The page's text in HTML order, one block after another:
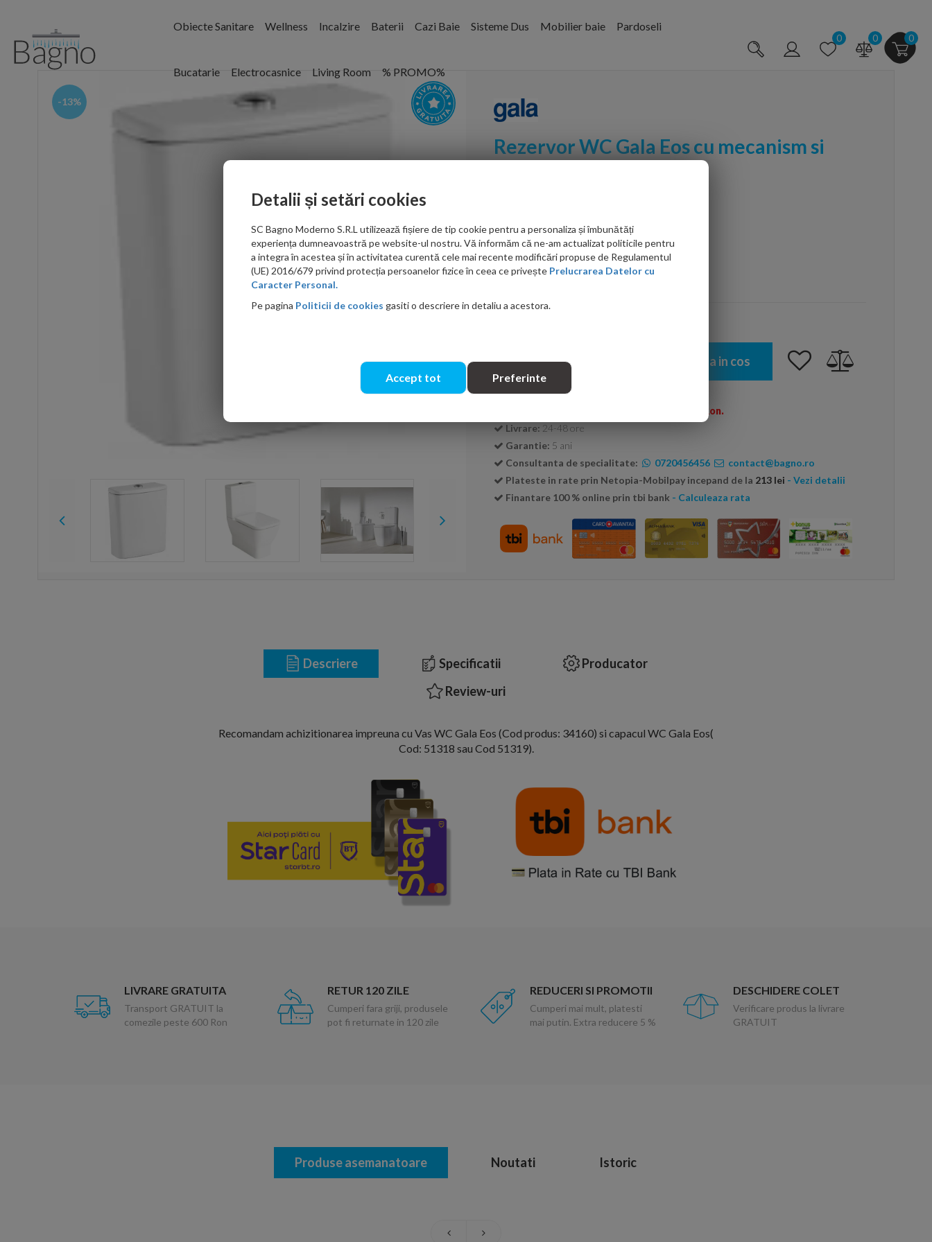
Obiecte Sanitare Wellness Incalzire Baterii Cazi Baie Sisteme Dus Mobilier baie Pardoseli
Bucatarie Electrocasnice Living Room % PROMO%
0 0 0
-13%
Rezervor WC Gala Eos cu mecanism si
sistem de prindere
PRP: 1,455.00 RON
1,276.00 RON
Ati gasit in alta parte mai ieftin?
Cantitate: Adauga in cos
Transport GRATUIT la comenzi peste 600 Ron.
Livrare: 24-48 ore
Garantie: 5 ani
Consultanta de specialitate:
0720456456
contact@bagno.ro
Plateste in rate prin Netopia-Mobilpay incepand de la 213 lei - Vezi detalii
Finantare 100 % online prin tbi bank - Calculeaza rata
Descriere Specificatii
Producator
Review-uri
Recomandam achizitionarea impreuna cu Vas WC Gala Eos (Cod produs: 34160) si capacul WC Gala Eos(
Cod: 51318 sau Cod 51319).
LIVRARE GRATUITA
Transport GRATUIT la
comezile peste 600 Ron
RETUR 120 ZILE
Cumperi fara griji, produsele
pot fi returnate in 120 zile
REDUCERI SI PROMOTII
Cumperi mai mult, platesti
mai putin. Extra reducere 5 %
DESCHIDERE COLET
Verificare produs la livrare
GRATUIT
Produse asemanatoare Noutati Istoric
Detalii și setări cookies
SC Bagno Moderno S.R.L utilizează fișiere de tip cookie pentru a personaliza și îmbunătăți
experiența dumneavoastră pe website-ul nostru. Vă informăm că ne-am actualizat politicile pentru
a integra în acestea și în activitatea curentă cele mai recente modificări propuse de Regulamentul
(UE) 2016/679 privind protecția persoanelor fizice în ceea ce privește Prelucrarea Datelor cu
Caracter Personal.
Pe pagina Politicii de cookies gasiti o descriere in detaliu a acestora.
Accept tot Preferinte